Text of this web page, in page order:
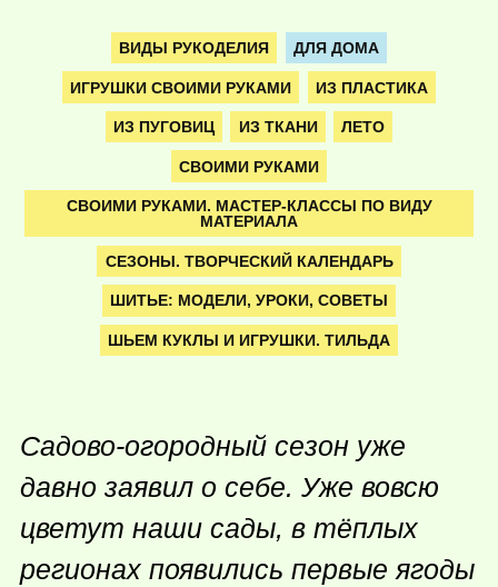
ВИДЫ РУКОДЕЛИЯ ДЛЯ ДОМА
ИГРУШКИ СВОИМИ РУКАМИ ИЗ ПЛАСТИКА
ИЗ ПУГОВИЦ ИЗ ТКАНИ ЛЕТО
СВОИМИ РУКАМИ
СВОИМИ РУКАМИ. МАСТЕР-КЛАССЫ ПО ВИДУ
МАТЕРИАЛА
СЕЗОНЫ. ТВОРЧЕСКИЙ КАЛЕНДАРЬ
ШИТЬЕ: МОДЕЛИ, УРОКИ, СОВЕТЫ
ШЬЕМ КУКЛЫ И ИГРУШКИ. ТИЛЬДА
Садово-огородный сезон уже
давно заявил о себе. Уже вовсю
цветут наши сады, в тёплых
регионах появились первые ягоды